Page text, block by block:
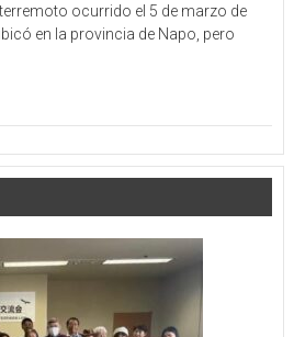
ocurrido el 5 de marzo de
en la provincia de Napo, pero